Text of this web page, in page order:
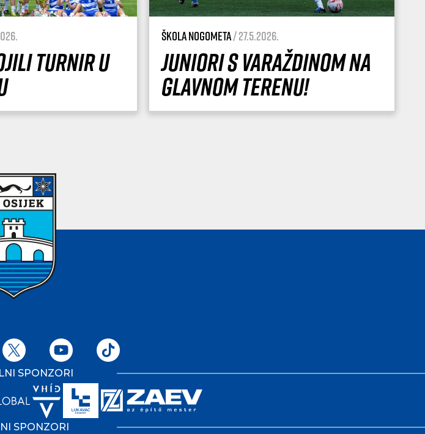
turnir u
Škola nogometa/ 27.5.2026.
Juniori s Varaždinom na
glavnom terenu!
SPONZORI
SPONZORI